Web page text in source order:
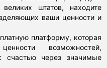
штатов, находите
ваши ценности и
платформу, которая
возможностей,
счастью через значимые